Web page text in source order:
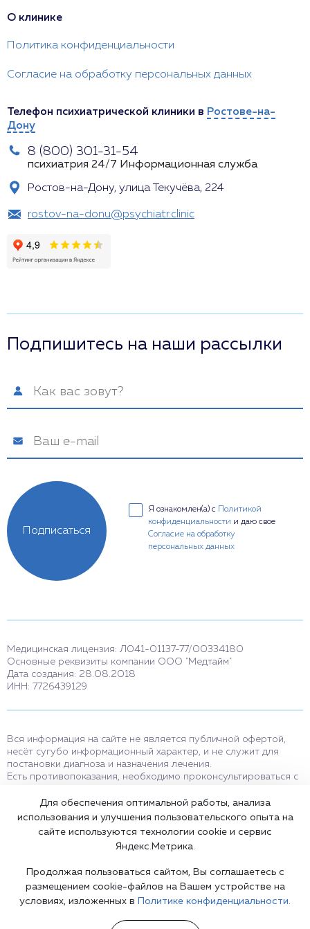
О клинике
Политика конфиденциальности
Согласие на обработку персональных данных
Телефон психиатрической клиники в Ростове-на-
Дону
8 (800) 301-31-54
психиатрия 24/7 Информационная служба
Ростов-на-Дону, улица Текучёва, 224
rostov-na-donu@psychiatr.clinic
Подпишитесь на наши рассылки
Я ознакомлен(а) с
Политикой
конфиденциальности и даю свое
Согласие на обработку
персональных данных
Подписаться
Медицинская лицензия: Л041-01137-77/00334180
Основные реквизиты компании ООО "Медтайм"
Дата создания: 28.08.2018
ИНН: 7726439129
Вся информация на сайте не является публичной офертой,
несёт сугубо информационный характер, и не служит для
постановки диагноза и назначения лечения.
Есть противопоказания, необходимо проконсультироваться с
мессенджерам и в соцсетях носят исключительно
информационный характер и не являются медицинскими
услугами.
Оставаясь на сайте вы соглашаетесь на использование cookies.
Карта сайта
Для обеспечения оптимальной работы, анализа
использования и улучшения пользовательского опыта на
сайте используются технологии cookie и сервис
Яндекс.Метрика.
Продолжая пользоваться сайтом, Вы соглашаетесь с
размещением cookie-файлов на Вашем устройстве на
условиях, изложенных в
Политике конфиденциальности.